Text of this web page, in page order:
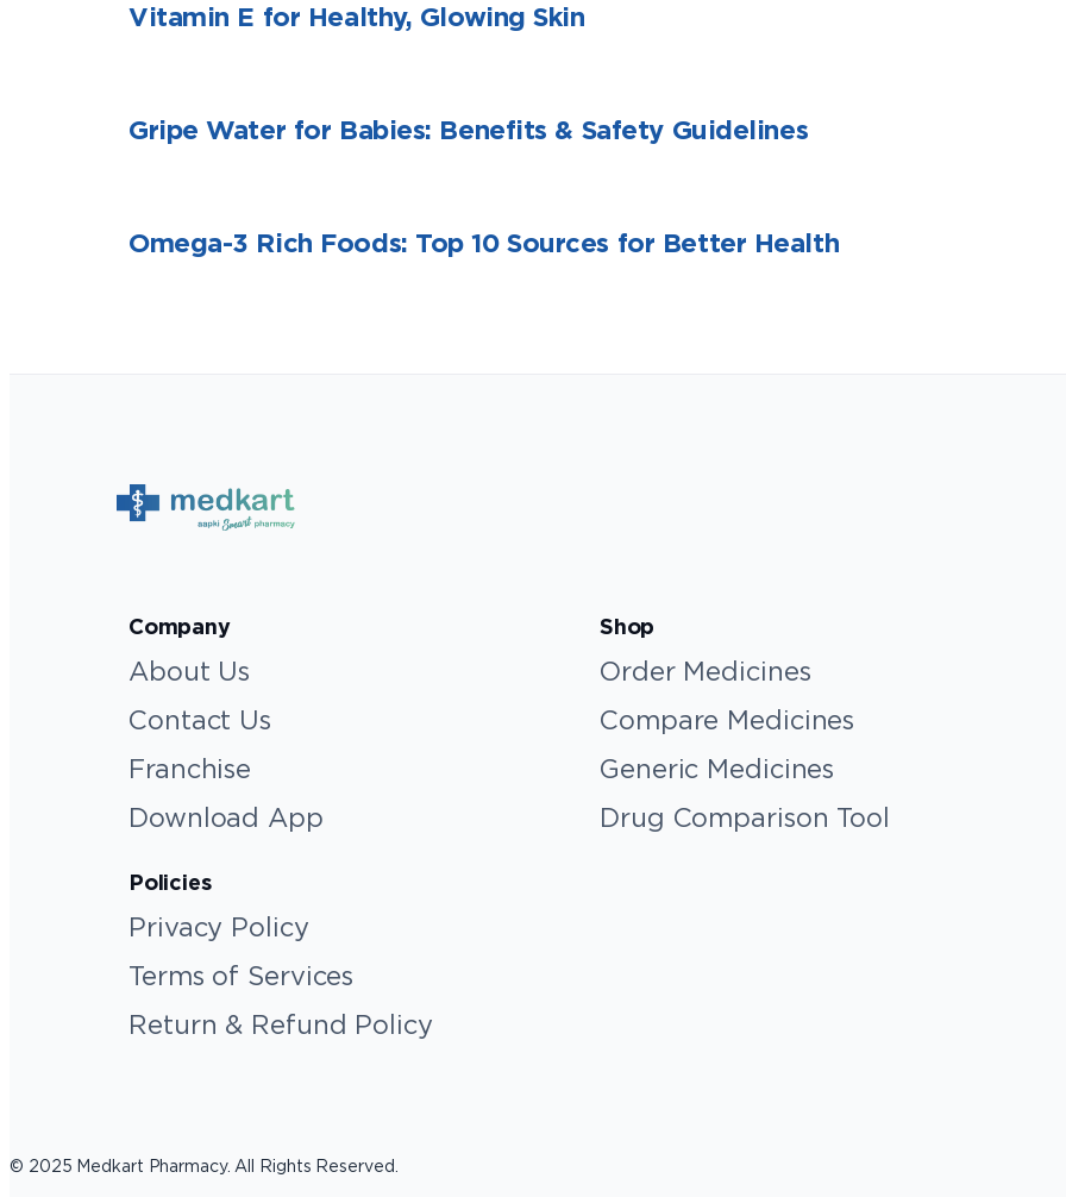
Vitamin E for Healthy, Glowing Skin
Gripe Water for Babies: Benefits & Safety Guidelines
Omega-3 Rich Foods: Top 10 Sources for Better Health
Company
About Us
Contact Us
Franchise
Download App
Shop
Order Medicines
Compare Medicines
Generic Medicines
Drug Comparison Tool
Policies
Privacy Policy
Terms of Services
Return & Refund Policy
© 2025 Medkart Pharmacy. All Rights Reserved.